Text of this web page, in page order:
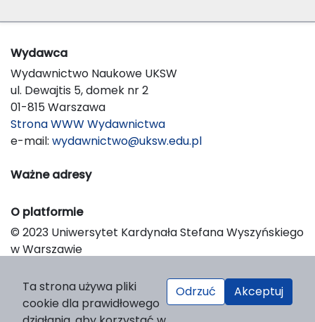
Wydawca
Wydawnictwo Naukowe UKSW
ul. Dewajtis 5, domek nr 2
01-815 Warszawa
Strona WWW Wydawnictwa
e-mail: wydawnictwo@uksw.edu.pl
Ważne adresy
O platformie
© 2023 Uniwersytet Kardynała Stefana Wyszyńskiego
w Warszawie
Platform & Workflow by OJS/PKP
Ta strona używa pliki
cookie dla prawidłowego
Odrzuć Akceptuj